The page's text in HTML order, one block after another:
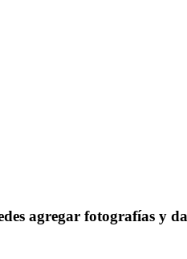
agregar fotografías y